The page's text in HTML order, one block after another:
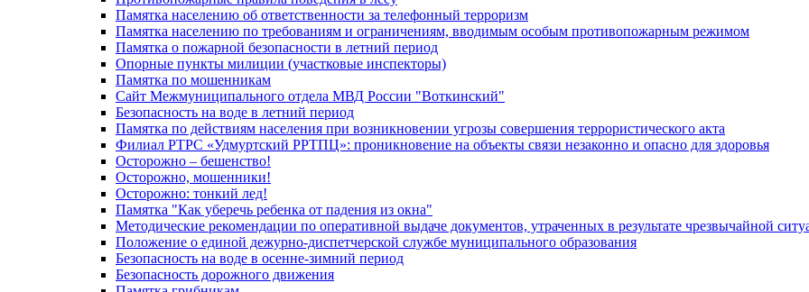
Памятка населению об ответственности за телефонный терроризм
Памятка населению по требованиям и ограничениям, вводимым особым противопожарным режимом
Памятка о пожарной безопасности в летний период
Опорные пункты милиции (участковые инспекторы)
Памятка по мошенникам
Сайт Межмуниципального отдела МВД России "Воткинский"
Безопасность на воде в летний период
Памятка по действиям населения при возникновении угрозы совершения террористического акта
Филиал РТРС «Удмуртский РРТПЦ»: проникновение на объекты связи незаконно и опасно для здоровья
Осторожно – бешенство!
Осторожно, мошенники!
Осторожно: тонкий лед!
Памятка "Как уберечь ребенка от падения из окна"
Методические рекомендации по оперативной выдаче документов, утраченных в результате чрезвычайной
Положение о единой дежурно-диспетчерской службе муниципального образования
Безопасность на воде в осенне-зимний период
Безопасность дорожного движения